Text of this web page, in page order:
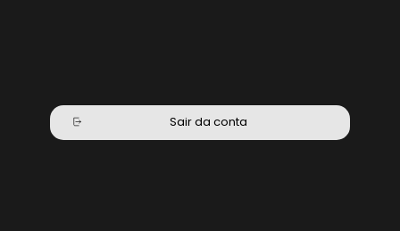
Sair da conta